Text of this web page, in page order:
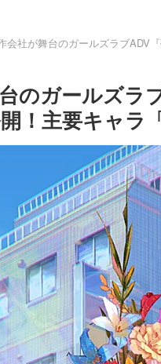
会社が舞台のガールズラブADV
のガールズラ
！主要キャラ